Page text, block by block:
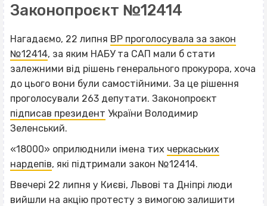
Законопроєкт №12414
Нагадаємо, 22 липня ВР проголосувала за закон
№12414, за яким НАБУ та САП мали б стати
залежними від рішень генерального прокурора, хоча
до цього вони були самостійними. За це рішення
проголосували 263 депутати. Законопроєкт
підписав президент України Володимир
Зеленський.
«18000» оприлюднили імена тих черкаських
нардепів, які підтримали закон №12414.
Ввечері 22 липня у Києві, Львові та Дніпрі люди
вийшли на акцію протесту з вимогою залишити